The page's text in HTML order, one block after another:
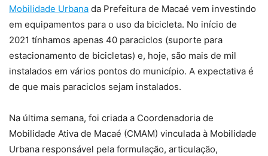
Mobilidade Urbana da Prefeitura de Macaé vem investindo
em equipamentos para o uso da bicicleta. No início de
2021 tínhamos apenas 40 paraciclos (suporte para
estacionamento de bicicletas) e, hoje, são mais de mil
instalados em vários pontos do município. A expectativa é
de que mais paraciclos sejam instalados.
Na última semana, foi criada a Coordenadoria de
Mobilidade Ativa de Macaé (CMAM) vinculada à Mobilidade
Urbana responsável pela formulação, articulação,